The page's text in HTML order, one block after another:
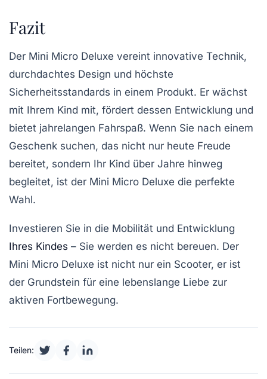
Fazit
Der Mini Micro Deluxe vereint innovative Technik,
durchdachtes Design und höchste
Sicherheitsstandards in einem Produkt. Er wächst
mit Ihrem Kind mit, fördert dessen Entwicklung und
bietet jahrelangen Fahrspaß. Wenn Sie nach einem
Geschenk suchen, das nicht nur heute Freude
bereitet, sondern Ihr Kind über Jahre hinweg
begleitet, ist der Mini Micro Deluxe die perfekte
Wahl.
Investieren Sie in die Mobilität und Entwicklung
Ihres Kindes – Sie werden es nicht bereuen. Der
Mini Micro Deluxe ist nicht nur ein Scooter, er ist
der Grundstein für eine lebenslange Liebe zur
aktiven Fortbewegung.
Teilen: